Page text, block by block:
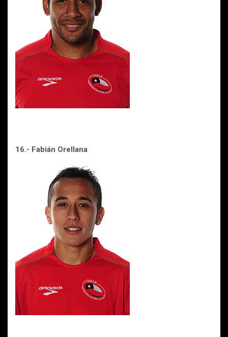
16.- Fabián Orellana